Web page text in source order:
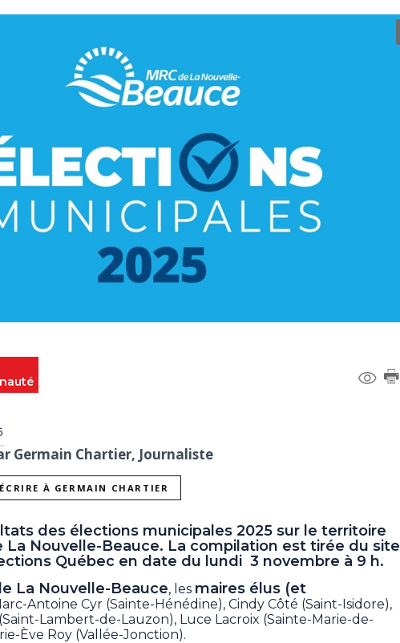
Germain Chartier, Journaliste
ÉCRIRE À GERMAIN CHARTIER
des élections municipales 2025 sur le territoire
La Nouvelle-Beauce. La compilation est tirée du site
Québec en date du lundi 3 novembre à 9 h.
La Nouvelle-Beauce, les maires élus (et
Antoine Cyr (Sainte-Hénédine), Cindy Côté (Saint-Isidore),
Lambert-de-Lauzon), Luce Lacroix (Sainte-Marie-de-
Ève Roy (Vallée-Jonction).